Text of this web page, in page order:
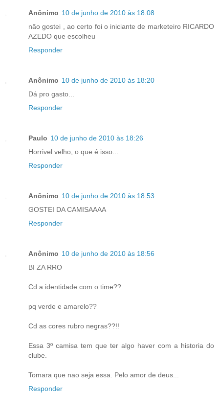
Anônimo 10 de junho de 2010 às 18:08
não gostei , ao certo foi o iniciante de marketeiro RICARDO
AZEDO que escolheu
Responder
Anônimo 10 de junho de 2010 às 18:20
Dá pro gasto...
Responder
Paulo 10 de junho de 2010 às 18:26
Horrivel velho, o que é isso...
Responder
Anônimo 10 de junho de 2010 às 18:53
GOSTEI DA CAMISAAAA
Responder
Anônimo 10 de junho de 2010 às 18:56
BI ZA RRO
Cd a identidade com o time??
pq verde e amarelo??
Cd as cores rubro negras??!!
Essa 3º camisa tem que ter algo haver com a historia do
clube.
Tomara que nao seja essa. Pelo amor de deus...
Responder